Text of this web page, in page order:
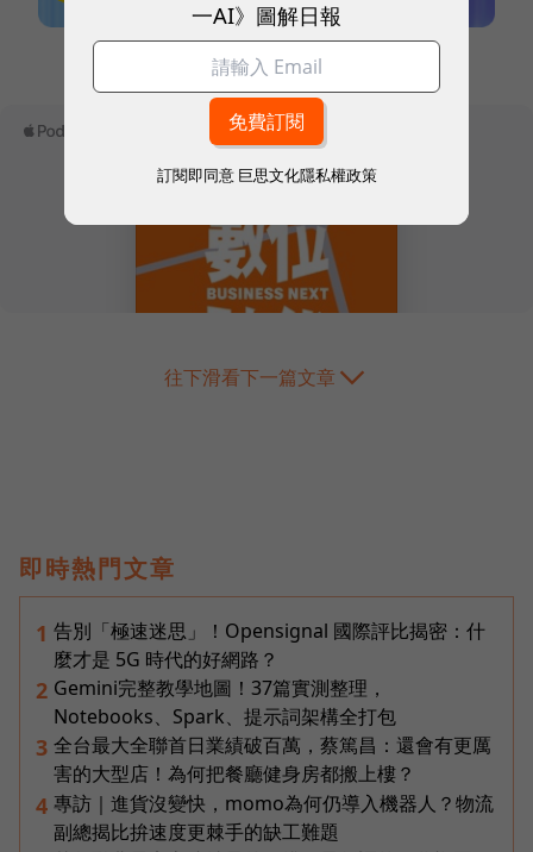
本網站內容未經允許，不得轉載。
往下滑看下一篇文章
即時熱門文章
1 告別「極速迷思」！Opensignal 國際評比揭密：什
麼才是 5G 時代的好網路？
2 Gemini完整教學地圖！37篇實測整理，
Notebooks、Spark、提示詞架構全打包
3 全台最大全聯首日業績破百萬，蔡篤昌：還會有更厲
害的大型店！為何把餐廳健身房都搬上樓？
4 專訪｜進貨沒變快，momo為何仍導入機器人？物流
副總揭比拚速度更棘手的缺工難題
一AI》圖解日報
訂閱即同意 巨思文化隱私權政策